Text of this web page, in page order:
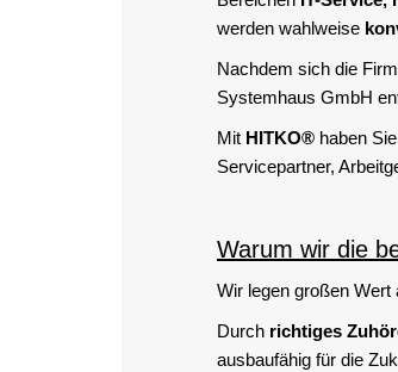
werden wahlweise
Nachdem sich die
Systemhaus GmbH
Mit HITKO® haben
Servicepartner,
Warum wir die
Wir legen großen Wert
Durch richtiges
ausbaufähig für die